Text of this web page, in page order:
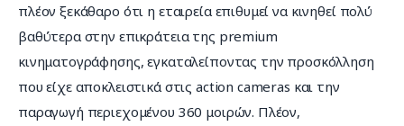
πλέον ξεκάθαρο ότι η εταιρεία επιθυμεί να κινηθεί πολύ
βαθύτερα στην επικράτεια της premium
κινηματογράφησης, εγκαταλείποντας την προσκόλληση
που είχε αποκλειστικά στις action cameras και την
παραγωγή περιεχομένου 360 μοιρών. Πλέον,